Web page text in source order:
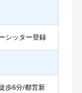
シッター登録
歩6分/都営新